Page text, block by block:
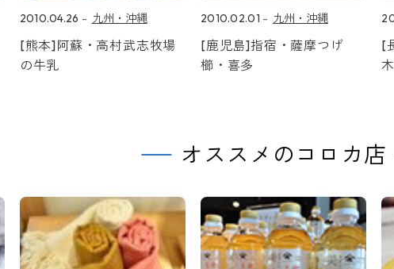
2010.04.26 九州・沖縄
[熊本]阿蘇・高村武志牧場
の牛乳
2010.02.01 九州・沖縄
[鹿児島]指宿・薩摩つげ
櫛・喜多
[
オススメのコロカ店